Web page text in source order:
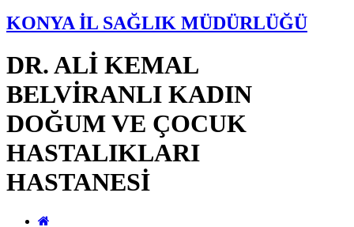
KONYA İL SAĞLIK MÜDÜRLÜĞÜ
DR. ALİ KEMAL
BELVİRANLI KADIN
DOĞUM VE ÇOCUK
HASTALIKLARI
HASTANESİ